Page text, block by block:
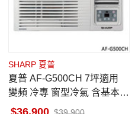
SHARP 夏普
夏普 AF-G500CH 7坪適用
變頻 冷專 窗型冷氣 含基本安
裝36,900